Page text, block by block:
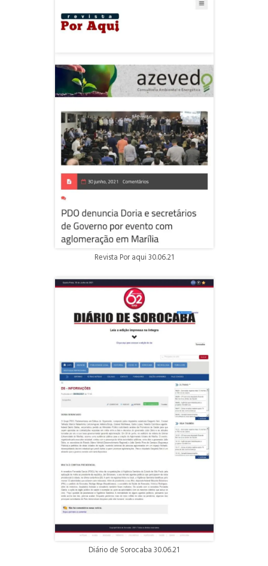
Revista Por aqui 30.06.21
Diário de Sorocaba 30.06.21